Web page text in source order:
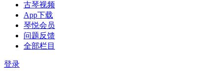
古琴视频
App下载
琴悦会员
问题反馈
全部栏目
登录